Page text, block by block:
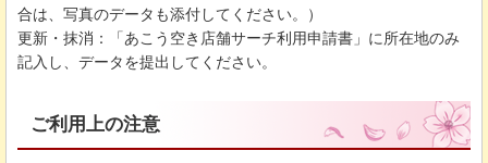
合は、写真のデータも添付してください。）
更新・抹消：「あこう空き店舗サーチ利用申請書」に所在地のみ
記入し、データを提出してください。
ご利用上の注意